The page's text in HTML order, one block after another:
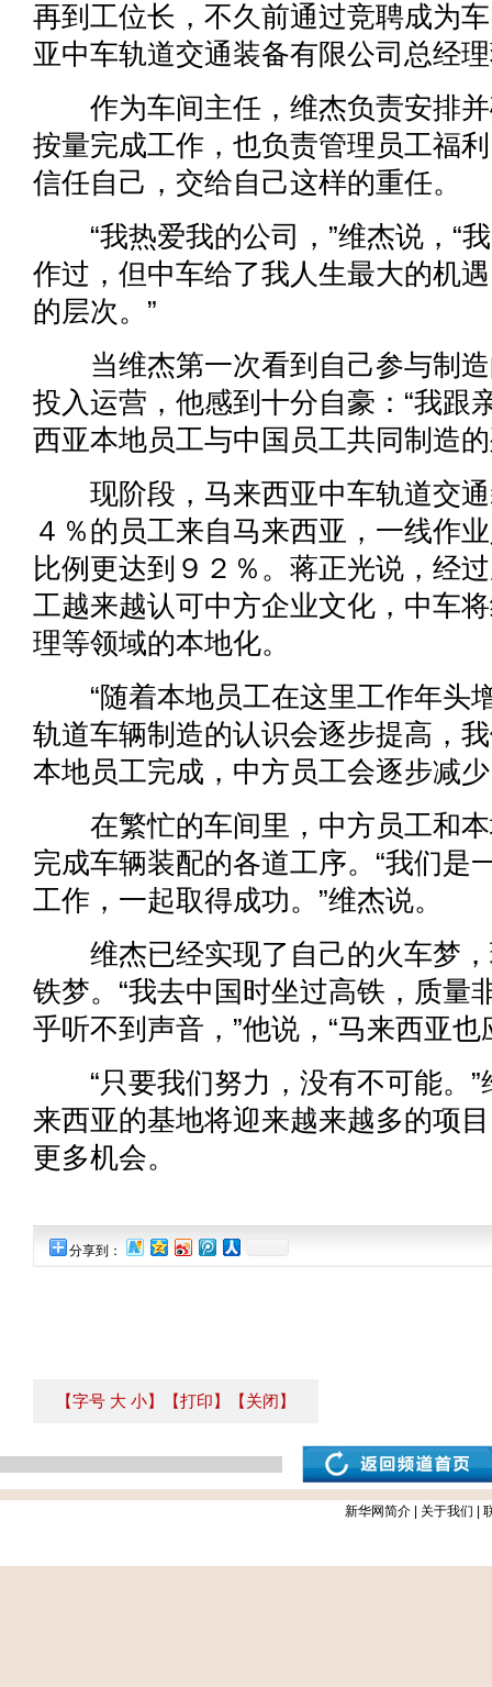
再到工位长，不久前通过竞聘成为
亚中车轨道交通装备有限公司总经
作为车间主任，维杰负责安排并
按量完成工作，也负责管理员工福
信任自己，交给自己这样的重任。
“我热爱我的公司，”维杰说，“
作过，但中车给了我人生最大的机
的层次。”
当维杰第一次看到自己参与制造
投入运营，他感到十分自豪：“我跟
西亚本地员工与中国员工共同制造
现阶段，马来西亚中车轨道交通
４％的员工来自马来西亚，一线作
比例更达到９２％。蒋正光说，经
工越来越认可中方企业文化，中车
理等领域的本地化。
“随着本地员工在这里工作年头
轨道车辆制造的认识会逐步提高，
本地员工完成，中方员工会逐步减
在繁忙的车间里，中方员工和本
完成车辆装配的各道工序。“我们是
工作，一起取得成功。”维杰说。
维杰已经实现了自己的火车梦，
铁梦。“我去中国时坐过高铁，质量
乎听不到声音，”他说，“马来西亚也
“只要我们努力，没有不可能。”
来西亚的基地将迎来越来越多的项
更多机会。
分享到：
【字号 大 小】 【打印】 【关闭】
新华网简介 关于我们